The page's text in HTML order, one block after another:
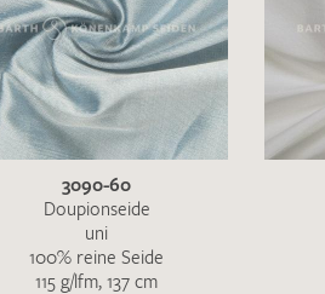
3090-60
Doupionseide
uni
100% reine Seide
115 g/lfm, 137 cm